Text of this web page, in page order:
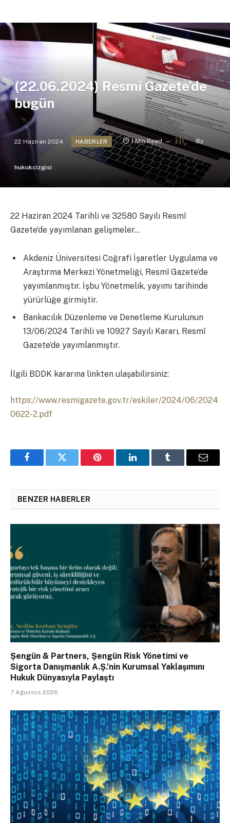
(22.06.2024) Resmî Gazete’de
bugün
22 Haziran 2024 HABERLER 1 Min Read By
hukukcizgisi
22 Haziran 2024 Tarihli ve 32580 Sayılı Resmî
Gazete’de yayımlanan gelişmeler…
Akdeniz Üniversitesi Coğrafi İşaretler Uygulama ve
Araştırma Merkezi Yönetmeliği, Resmî Gazete’de
yayımlanmıştır. İşbu Yönetmelik, yayımı tarihinde
yürürlüğe girmiştir.
Bankacılık Düzenleme ve Denetleme Kurulunun
13/06/2024 Tarihli ve 10927 Sayılı Kararı, Resmî
Gazete’de yayımlanmıştır.
İlgili BDDK kararına linkten ulaşabilirsiniz:
https://www.resmigazete.gov.tr/eskiler/2024/06/2024
0622-2.pdf
FacebookTwitter Pinterest LinkedInTumblr Email
BENZER HABERLER
Şengün & Partners, Şengün Risk Yönetimi ve
Sigorta Danışmanlık A.Ş.’nin Kurumsal Yaklaşımını
Hukuk Dünyasıyla Paylaştı
7 Ağustos 2026